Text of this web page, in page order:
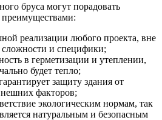
бруса могут порадовать
реализации любого проекта, вне
сложности и специфики;
в герметизации и утеплении,
будет тепло;
защиту здания от
факторов;
экологическим нормам, так
натуральным и безопасным